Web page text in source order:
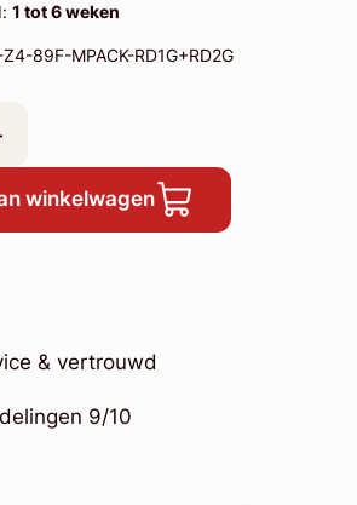
1 tot 6 weken
89F-MPACK-RD1G+RD2G
winkelwagen
& vertrouwd
9/10